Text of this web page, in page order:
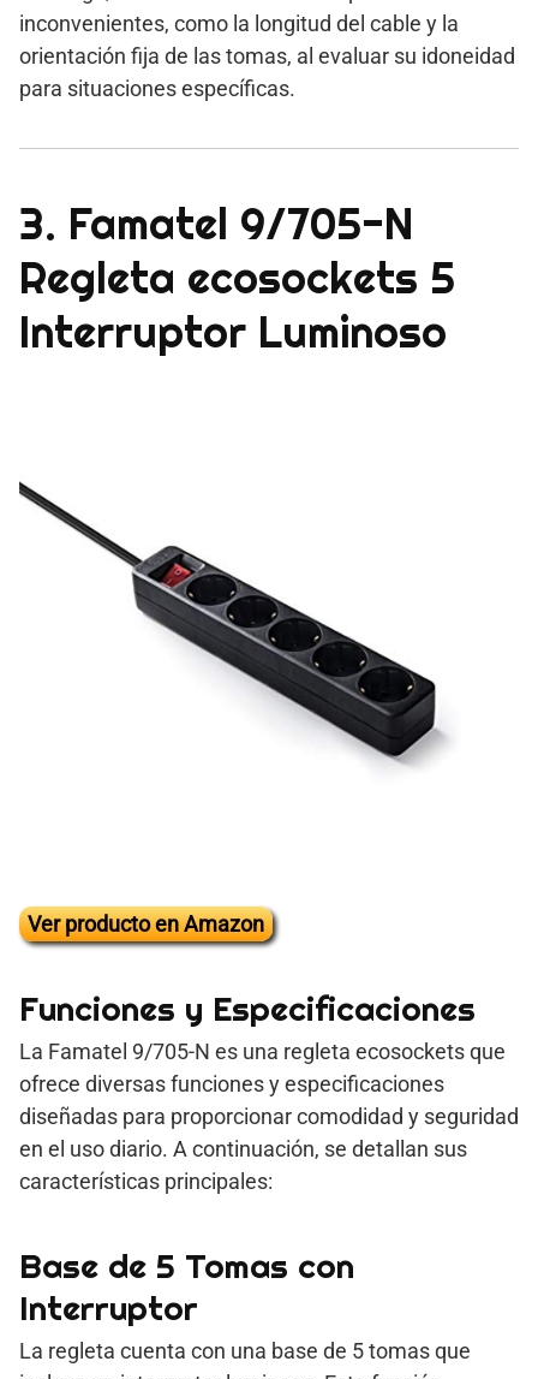
inconvenientes, como la longitud del cable y la
orientación fija de las tomas, al evaluar su idoneidad
para situaciones específicas.
3. Famatel 9/705-N
Regleta ecosockets 5
Interruptor Luminoso
Ver producto en Amazon
Funciones y Especificaciones
La Famatel 9/705-N es una regleta ecosockets que
ofrece diversas funciones y especificaciones
diseñadas para proporcionar comodidad y seguridad
en el uso diario. A continuación, se detallan sus
características principales:
Base de 5 Tomas con
Interruptor
La regleta cuenta con una base de 5 tomas que